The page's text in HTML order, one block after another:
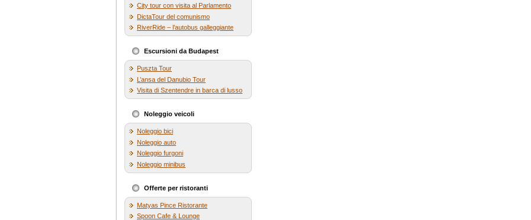
City tour con visita al Parlamento
DictaTour del comunismo
RiverRide – l’autobus galleggiante
Escursioni da Budapest
Puszta Tour
L’ansa del Danubio Tour
Visita di Szentendre in barca di lusso
Noleggio veicoli
Noleggio bici
Noleggio auto
Noleggio furgoni
Noleggio minibus
Offerte per ristoranti
Matyas Pince Ristorante
Spoon Cafe & Lounge